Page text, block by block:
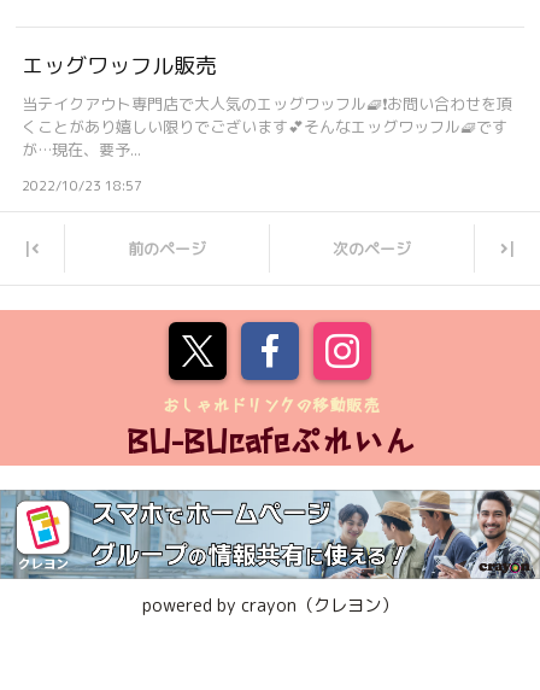
エッグワッフル販売
当テイクアウト専門店で大人気のエッグワッフル🧇❗お問い合わせを頂
くことがあり嬉しい限りでございます💕そんなエッグワッフル🧇です
が…現在、要予...
2022/10/23 18:57
| 前のページ 次のページ |
おしゃれドリンクの移動販売
BU-BUcafeぷれいん
powered by crayon（クレヨン）